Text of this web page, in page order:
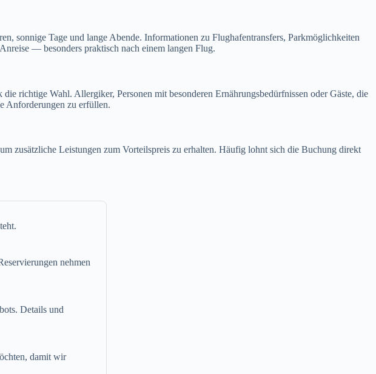
sonnige Tage und lange Abende. Informationen zu Flughafentransfers, Parkmöglichkeiten
— besonders praktisch nach einem langen Flug.
richtige Wahl. Allergiker, Personen mit besonderen Ernährungsbedürfnissen oder Gäste, die
Anforderungen zu erfüllen.
zusätzliche Leistungen zum Vorteilspreis zu erhalten. Häufig lohnt sich die Buchung direkt
nehmen
Details und
damit wir